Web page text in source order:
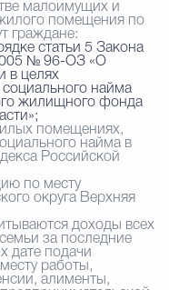
Открытые
малоимущих и
помещения по
граждане:
статьи 5 Закона
№ 96-ОЗ «О
в целях
найма
жилищного фонда
помещениях,
найма в
Российской
по месту
округа Верхняя
доходы всех
за последние
дате подачи
работы,
алименты,